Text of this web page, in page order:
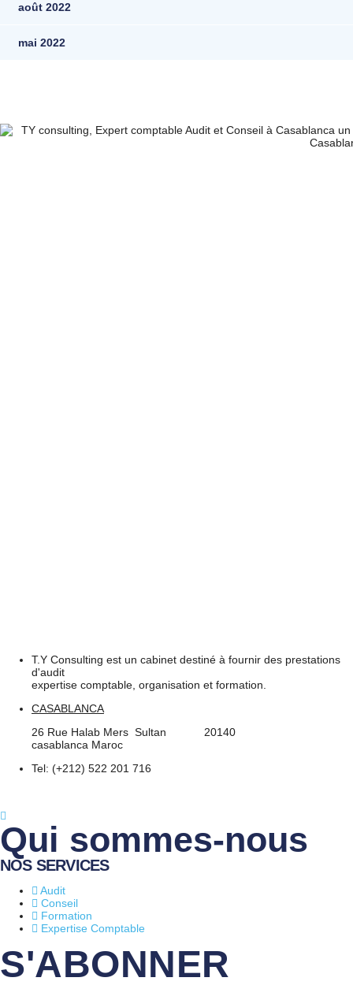
août 2022
mai 2022
T.Y Consulting est un cabinet destiné à fournir des prestations
d'audit
expertise comptable, organisation et formation.
CASABLANCA
26 Rue Halab Mers Sultan 20140
casablanca Maroc
Tel: (+212) 522 201 716
Qui sommes-nous
NOS SERVICES
Audit
Conseil
Formation
Expertise Comptable
S'ABONNER